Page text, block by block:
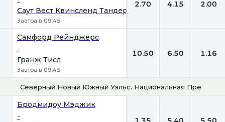
Саут Вест Квинсленд Тандер
Завтра в 09:45
2.70 4.15 2.00
Самфорд Рейнджерс
-
Гранж Тисл
Завтра в 09:45
10.50 6.50 1.16
Северный Новый Южный Уэльс. Национальная Премьер-
Бродмидоу Мэджик
-